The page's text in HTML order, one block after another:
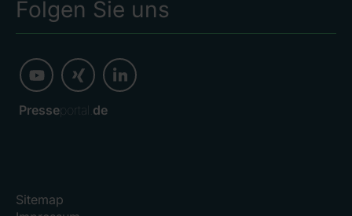
Folgen Sie uns
Presseportal. de
Sitemap